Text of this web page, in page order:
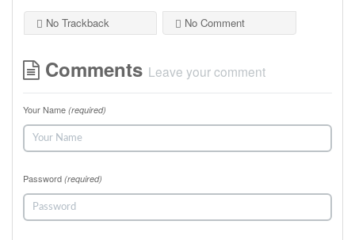
No Trackback No Comment
Comments Leave your comment
Your Name (required)
Password (required)